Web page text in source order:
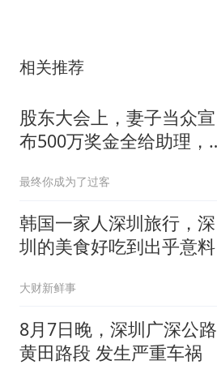
相关推荐
股东大会上，妻子当众宣
布500万奖金全给助理，
我：老公，别走
最终你成为了过客
韩国一家人深圳旅行，深
圳的美食好吃到出乎意料
大财新鲜事
8月7日晚，深圳广深公路
黄田路段 发生严重车祸